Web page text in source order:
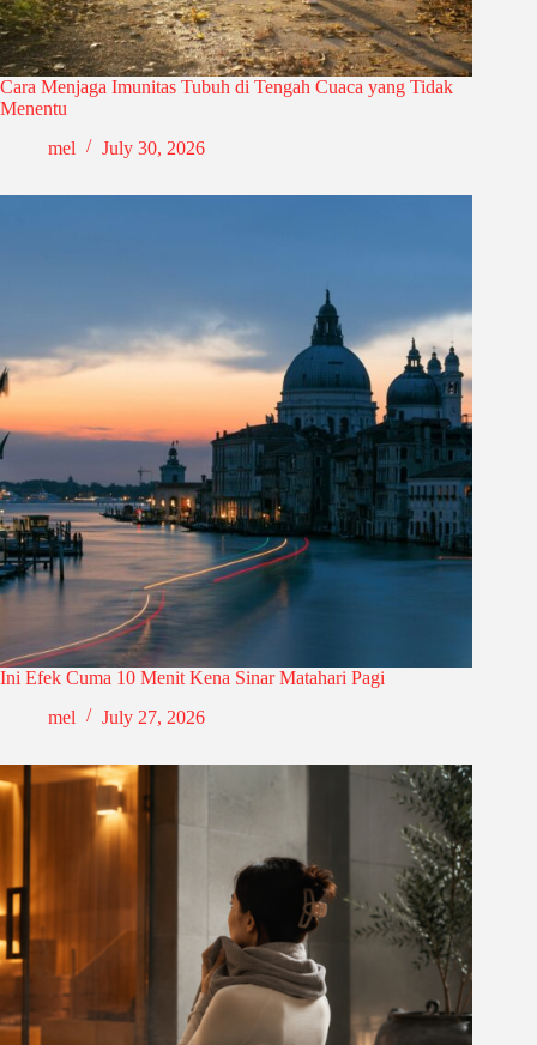
Cara Menjaga Imunitas Tubuh di Tengah Cuaca yang Tidak
Menentu
mel
July 30, 2026
Ini Efek Cuma 10 Menit Kena Sinar Matahari Pagi
mel
July 27, 2026